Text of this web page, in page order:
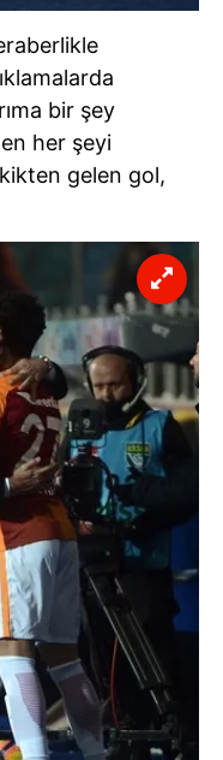
bir şey
her şeyi
gelen gol,